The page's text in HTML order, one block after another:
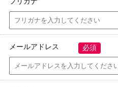
メールアドレス 必須